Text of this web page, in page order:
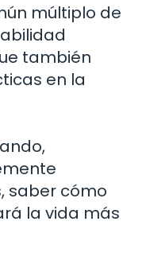
múltiplo de
también
en la
saber cómo
la vida más